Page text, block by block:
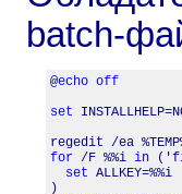
batch-
@echo off
set
for /F %%i in
set ALLKEY=%%i